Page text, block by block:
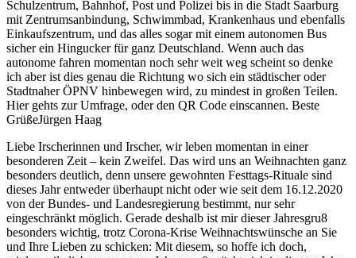
Schulzentrum, Bahnhof, Post und Polizei bis in die Stadt Saarburg
mit Zentrumsanbindung, Schwimmbad, Krankenhaus und ebenfalls
Einkaufszentrum, und das alles sogar mit einem autonomen Bus
sicher ein Hingucker für ganz Deutschland. Wenn auch das
autonome fahren momentan noch sehr weit weg scheint so denke
ich aber ist dies genau die Richtung wo sich ein städtischer oder
Stadtnaher ÖPNV hinbewegen wird, zu mindest in großen Teilen.
Hier gehts zur Umfrage, oder den QR Code einscannen. Beste
GrüßeJürgen Haag
Liebe Irscherinnen und Irscher, wir leben momentan in einer
besonderen Zeit – kein Zweifel. Das wird uns an Weihnachten ganz
besonders deutlich, denn unsere gewohnten Festtags-Rituale sind
dieses Jahr entweder überhaupt nicht oder wie seit dem 16.12.2020
von der Bundes- und Landesregierung bestimmt, nur sehr
eingeschränkt möglich. Gerade deshalb ist mir dieser Jahresgru8
besonders wichtig, trotz Corona-Krise Weihnachtswünsche an Sie
und Ihre Lieben zu schicken: Mit diesem, so hoffe ich doch,